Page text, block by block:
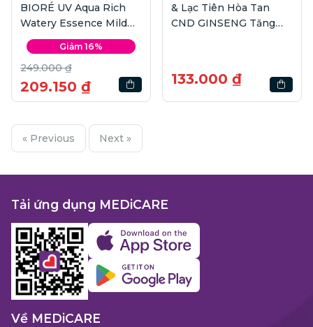
BIORÉ UV Aqua Rich
Watery Essence Mild
SPF50+ PA++++ | 50g
Giảm 16%
249.000 ₫
209.150 ₫
& Lạc Tiên Hòa Tan
CND GINSENG Tăng
133.000 ₫
« Previous Next »
Tải ứng dụng MEDiCARE
Về MEDiCARE